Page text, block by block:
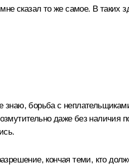
сказал то же самое. В таких
знаю, борьба с
даже без наличия
кончая теми, кто